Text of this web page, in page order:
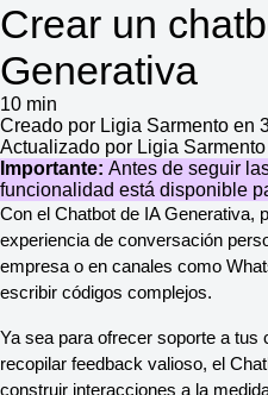
Crear un
Generativa
10 min
Creado por Ligia Sarmento en
Actualizado por Ligia
Importante: Antes de seguir
funcionalidad está disponible
Con el Chatbot de IA Generativa,
experiencia de conversación
empresa o en canales como
escribir códigos complejos.
Ya sea para ofrecer soporte a
recopilar feedback valioso, el
construir interacciones a la